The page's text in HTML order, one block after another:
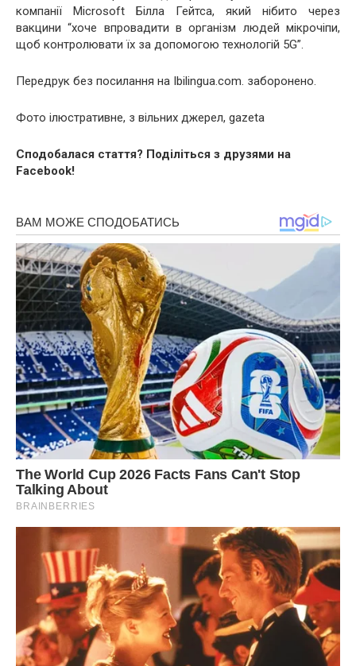
компанії Microsoft Білла Гейтса, який нібито через
вакцини “хоче впровадити в організм людей мікрочіпи,
щоб контролювати їх за допомогою технологій 5G”.
Передрук без посилання на Ibilingua.com. заборонено.
Фото ілюстративне, з вільних джерел, gazeta
Сподобалася стаття? Поділіться з друзями на
Facebook!